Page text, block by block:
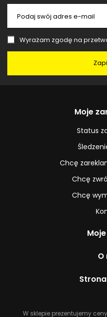
Podaj swój adres e-mail
Wyrażam zgodę na przetwarzanie moich danych osobowych (adres e-
Moje
Status
Chcę
Chcę
Chcę
O
W sklepie prezentujemy